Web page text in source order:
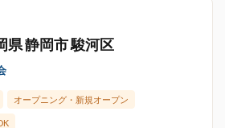
県 静岡市 駿河区
オープニング・新規オープン